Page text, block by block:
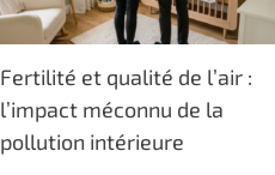
Fertilité et qualité de l’air :
l’impact méconnu de la
pollution intérieure